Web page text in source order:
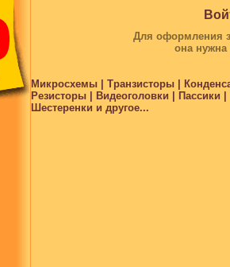
Для оформления
она
Микросхемы | Транзисторы |
Резисторы | Видеоголовки |
Шестеренки и другое...